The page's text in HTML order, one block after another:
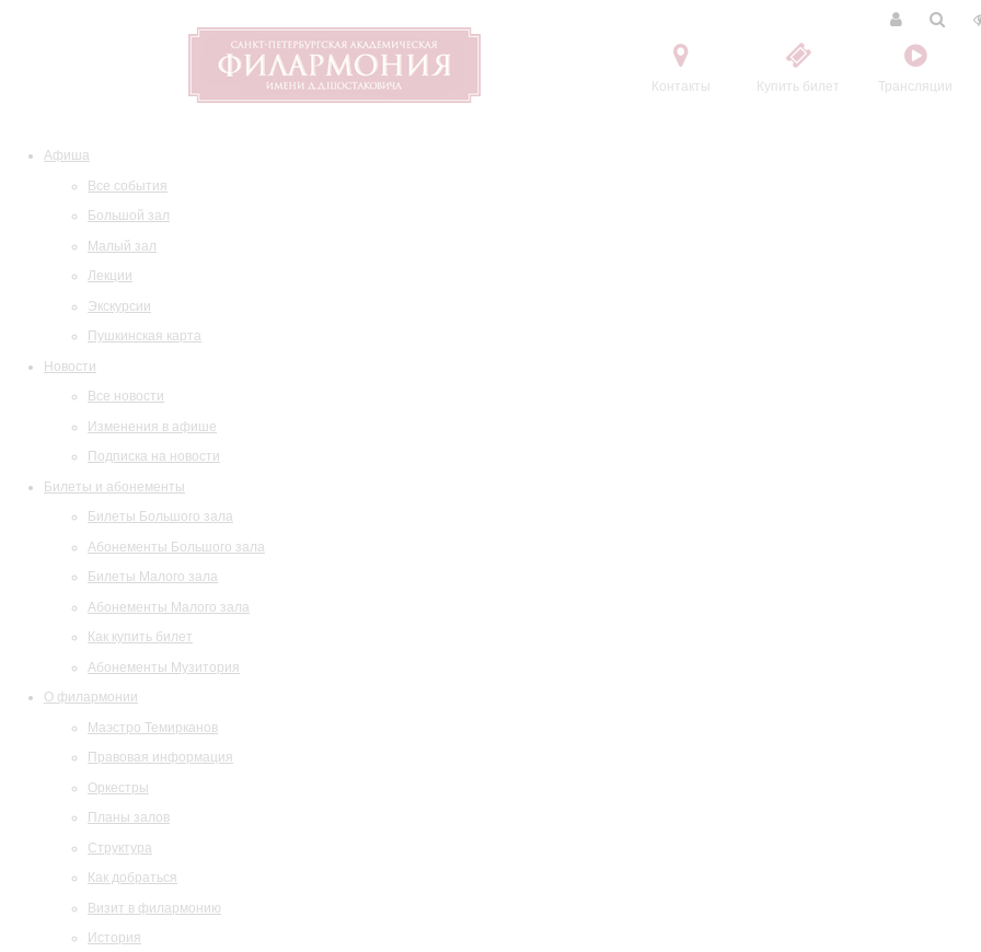
Контакты Купить билет Трансляции
Афиша
Все события
Большой зал
Малый зал
Лекции
Экскурсии
Пушкинская карта
Новости
Все новости
Изменения в афише
Подписка на новости
Билеты и абонементы
Билеты Большого зала
Абонементы Большого зала
Билеты Малого зала
Абонементы Малого зала
Как купить билет
Абонементы Музитория
О филармонии
Маэстро Темирканов
Правовая информация
Оркестры
Планы залов
Структура
Как добраться
Визит в филармонию
История